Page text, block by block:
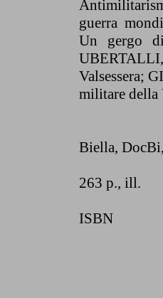
guerra
Un gergo
Valsessera;
militare della
Biella, DocBi
263 p., ill.
ISBN